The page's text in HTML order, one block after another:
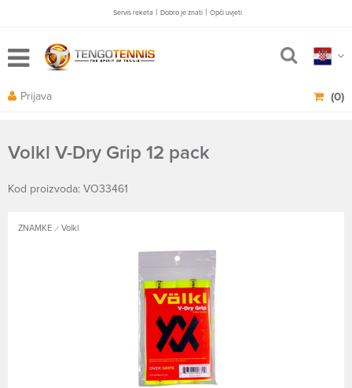
Servis reketa | Dobro je znati | Opči uvjeti
(0)
Prijava
Volkl V-Dry Grip 12 pack
Kod proizvoda: VO33461
ZNAMKE Volkl